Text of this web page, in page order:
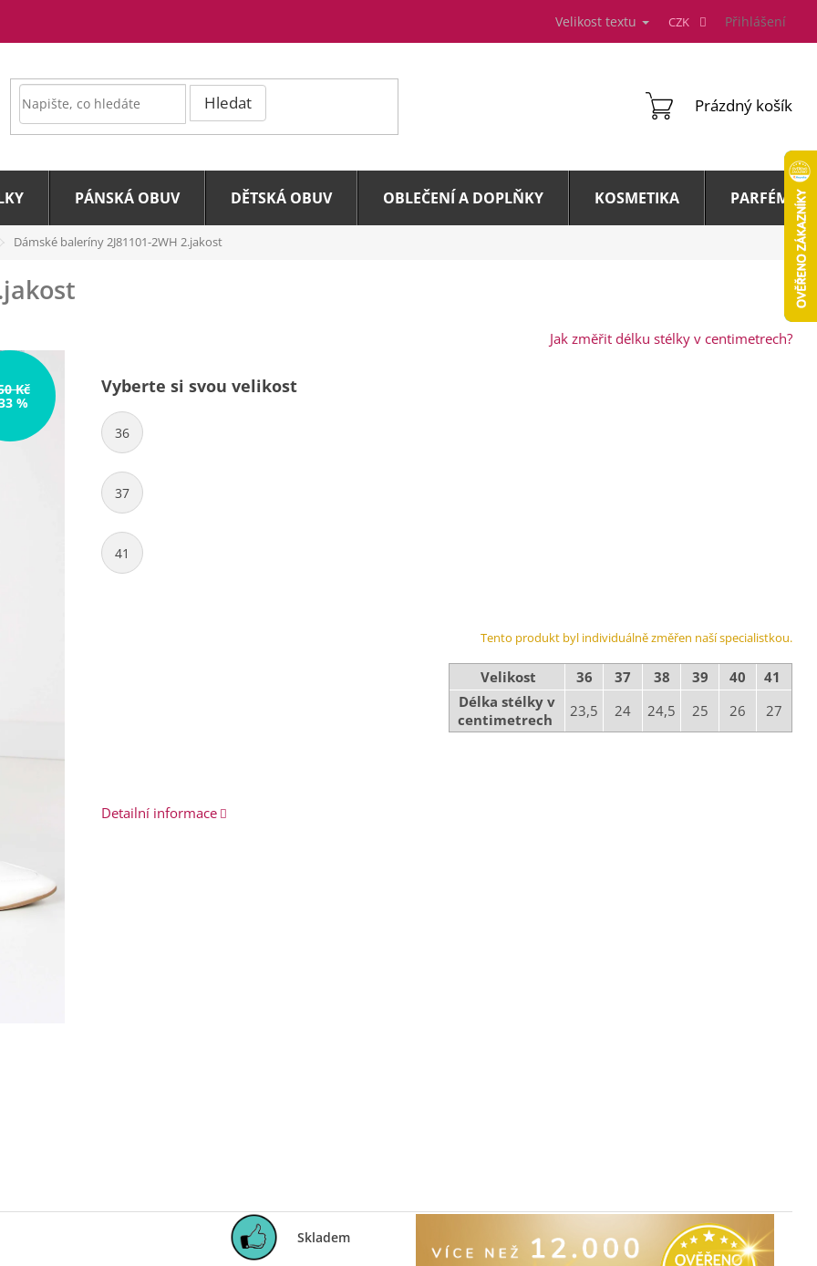
Velikost textu CZK Přihlášení
Hledat
NÁKUPNÍ
Prázdný košík
PÁNSKÁ OBUV DĚTSKÁ OBUV OBLEČENÍ A DOPLŇKY KOSMETIKA PARFÉMY A
Dámské baleríny 2J81101-2WH 2.jakost
Kč
%
Jak změřit délku stélky v centimetrech?
Vyberte si svou velikost
36
37
41
Tento produkt byl individuálně změřen naší specialistkou.
Velikost 36 37 38 39 40
41
Délka stélky v
centimetrech
23,5 24 24,5 25 26 27
Detailní informace
Skladem